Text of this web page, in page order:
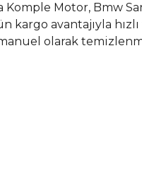
Motor, Bmw
avantajıyla hızlı
olarak
tarafımıza iletebilirsiniz.